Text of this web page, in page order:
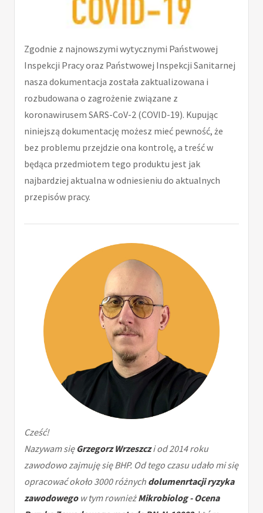
Zgodnie z najnowszymi wytycznymi Państwowej
Inspekcji Pracy oraz Państwowej Inspekcji Sanitarnej
nasza dokumentacja została zaktualizowana i
rozbudowana o zagrożenie związane z
koronawirusem SARS-CoV-2 (COVID-19). Kupując
niniejszą dokumentację możesz mieć pewność, że
bez problemu przejdzie ona kontrolę, a treść w
będąca przedmiotem tego produktu jest jak
najbardziej aktualna w odniesieniu do aktualnych
przepisów pracy.
Cześć!
Nazywam sięGrzegorz Wrzeszczi od 2014 roku
zawodowo zajmuję się BHP. Od tego czasu udało mi się
opracować około 3000 różnych dolumenrtacji ryzyka
zawodowegow tym rownieżMikrobiolog - Ocena